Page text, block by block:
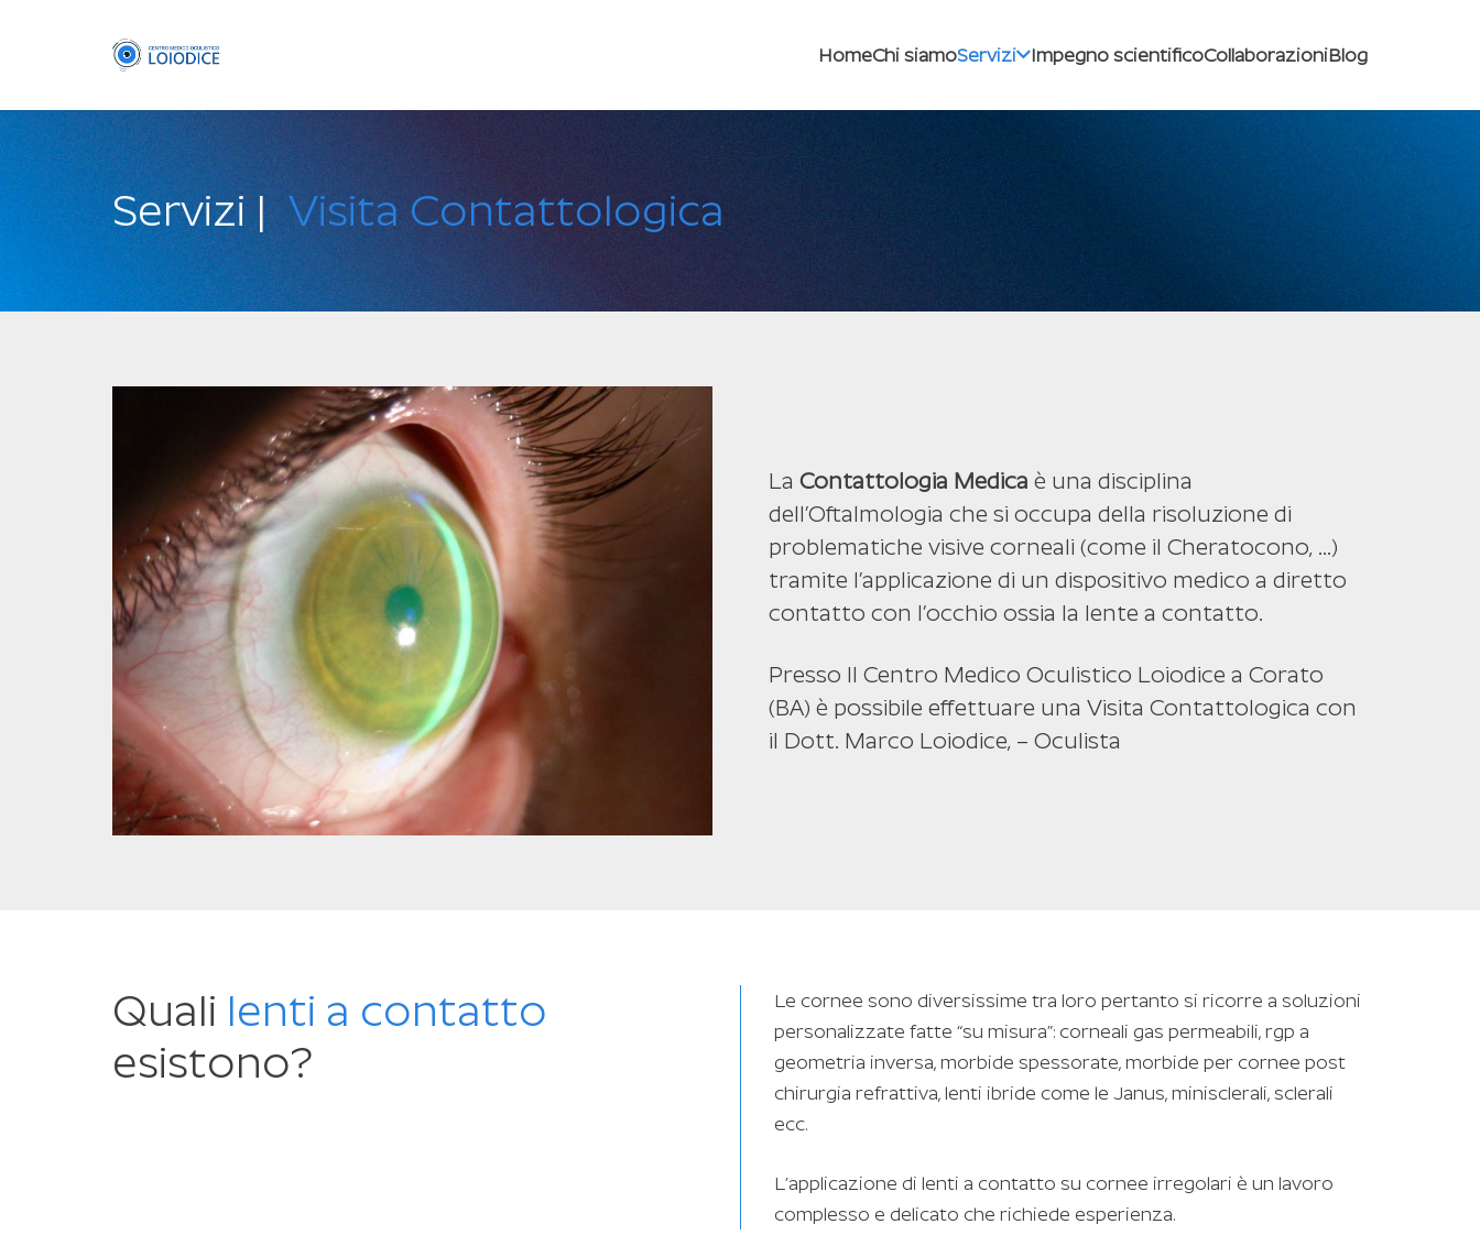
HomeChi siamoServizi Impegno scientificoCollaborazioniBlog
Servizi | Visita Contattologica
La Contattologia Medica è una disciplina
dell’Oftalmologia che si occupa della risoluzione di
problematiche visive corneali (come il Cheratocono, …)
tramite l’applicazione di un dispositivo medico a diretto
contatto con l’occhio ossia la lente a contatto.
Presso Il Centro Medico Oculistico Loiodice a Corato
(BA) è possibile effettuare una Visita Contattologica con
il Dott. Marco Loiodice, – Oculista
Quali lenti a contatto
esistono?
Le cornee sono diversissime tra loro pertanto si ricorre a soluzioni
personalizzate fatte “su misura”: corneali gas permeabili, rgp a
geometria inversa, morbide spessorate, morbide per cornee post
chirurgia refrattiva, lenti ibride come le Janus, minisclerali, sclerali
ecc.
L’applicazione di lenti a contatto su cornee irregolari è un lavoro
complesso e delicato che richiede esperienza.